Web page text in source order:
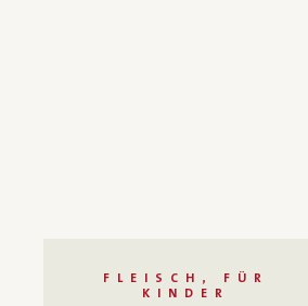
FLEISCH, FÜR
KINDER